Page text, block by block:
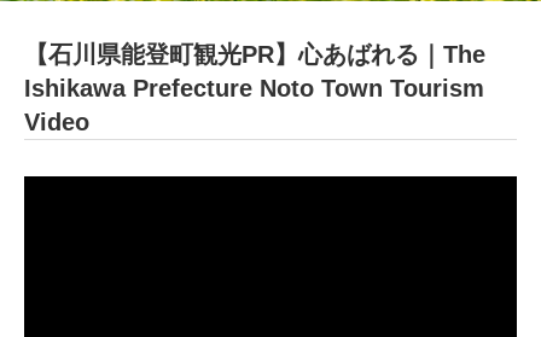
【石川県能登町観光PR】心あばれる｜The
Ishikawa Prefecture Noto Town Tourism
Video